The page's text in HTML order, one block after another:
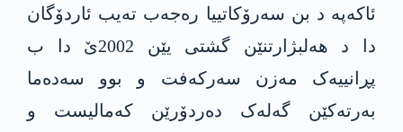
ئاکەپە د بن سەرۆکاتییا رەجەب تەیب ئاردۆگان
دا د ھه‌لبژارتنێن گشتی یێن 2002ێ دا ب
پڕانییەک مەزن سەرکەفت و بوو سەدەما
بەرتەکێن گەلەک دەردۆرێن کەمالیست و